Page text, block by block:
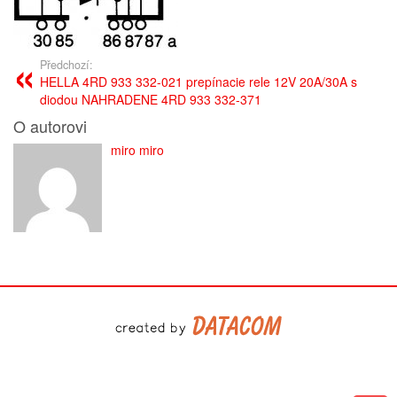
Předchozí:
HELLA 4RD 933 332-021 prepínacie rele 12V 20A/30A s
diodou NAHRADENE 4RD 933 332-371
O autorovi
miro miro